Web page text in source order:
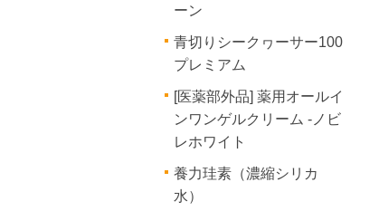
ーン
青切りシークヮーサー100
プレミアム
[医薬部外品] 薬用オールイ
ンワンゲルクリーム -ノビ
レホワイト
養力珪素（濃縮シリカ
水）